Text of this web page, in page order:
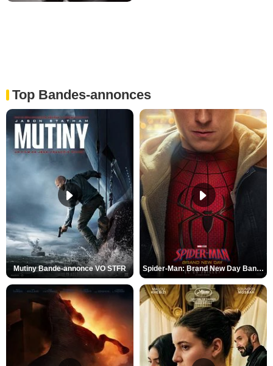
Top Bandes-annonces
Mutiny Bande-annonce VO STFR Spider-Man: Brand New Day Bande-annonce VO STFR